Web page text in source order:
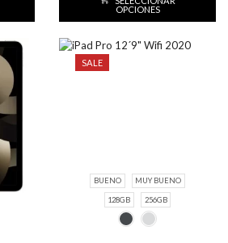
OPCIONES
SALE
BUENO MUY BUENO
128GB 256GB